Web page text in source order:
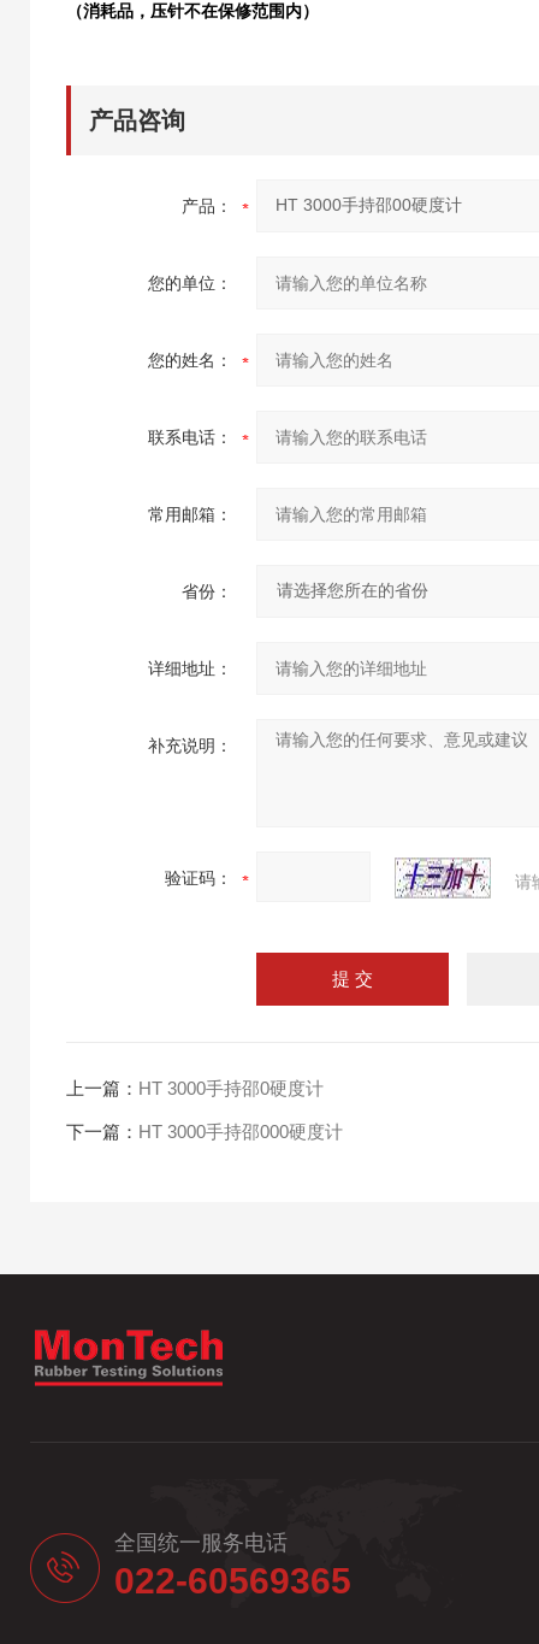
（消耗品，压针不在保修范围内）
产品咨询
产品：
您的单位：
您的姓名：
联系电话：
常用邮箱：
省份：
详细地址：
补充说明：
验证码： 请
上一篇： HT 3000手持邵0硬度计
下一篇： HT 3000手持邵000硬度计
全国统一服务电话
022-60569365